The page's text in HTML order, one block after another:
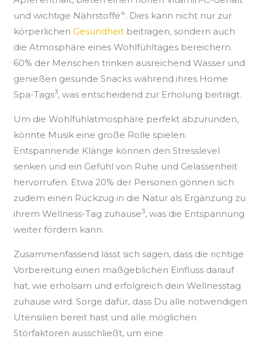
und wichtige Nährstoffe4. Dies kann nicht nur zur
körperlichenGesundheit beitragen, sondern auch
die Atmosphäre eines Wohlfühltages bereichern.
60% der Menschen trinken ausreichend Wasser und
genießen gesunde Snacks während ihres Home
Spa-Tags3, was entscheidend zur Erholung beiträgt.
Um die Wohlfühlatmosphäre perfekt abzurunden,
könnte Musik eine große Rolle spielen.
Entspannende Klänge können den Stresslevel
senken und ein Gefühl von Ruhe und Gelassenheit
hervorrufen. Etwa 20% der Personen gönnen sich
zudem einen Rückzug in die Natur als Ergänzung zu
ihrem Wellness-Tag zuhause3, was die Entspannung
weiter fördern kann.
Zusammenfassend lässt sich sagen, dass die richtige
Vorbereitung einen maßgeblichen Einfluss darauf
hat, wie erholsam und erfolgreich dein Wellnesstag
zuhause wird. Sorge dafür, dass Du alle notwendigen
Utensilien bereit hast und alle möglichen
Störfaktoren ausschließt, um eine